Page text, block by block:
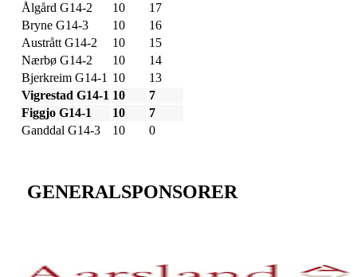
Ålgård G14-2
10
17
Bryne G14-3
10
16
Austrått G14-2
10
15
Nærbø G14-2
10
14
Bjerkreim G14-1 10
13
Vigrestad G14-1 10
7
Figgjo G14-1
10
7
Ganddal G14-3
10 0
GENERALSPONSORER